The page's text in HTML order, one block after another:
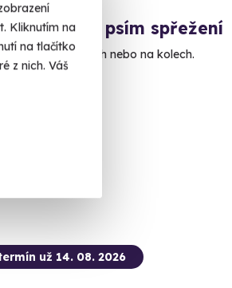
Kliknutím na
na tlačítko
z nich. Váš
Jízda na psím spřežení
na blátě, na saních nebo na kolech.
už 14. 08. 2026